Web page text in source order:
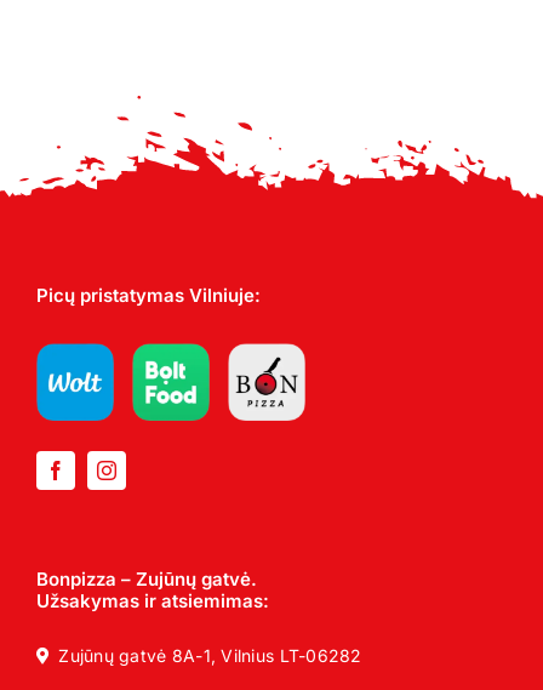
Picų pristatymas Vilniuje:
Bonpizza – Zujūnų gatvė.
Užsakymas ir atsiemimas:
Zujūnų gatvė 8A-1, Vilnius LT-06282